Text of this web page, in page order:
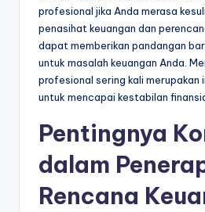
profesional jika Anda merasa
penasihat keuangan dan
dapat memberikan pandangan
untuk masalah keuangan Anda.
profesional sering kali merupakan
untuk mencapai kestabilan
Pentingnya
dalam
Rencana